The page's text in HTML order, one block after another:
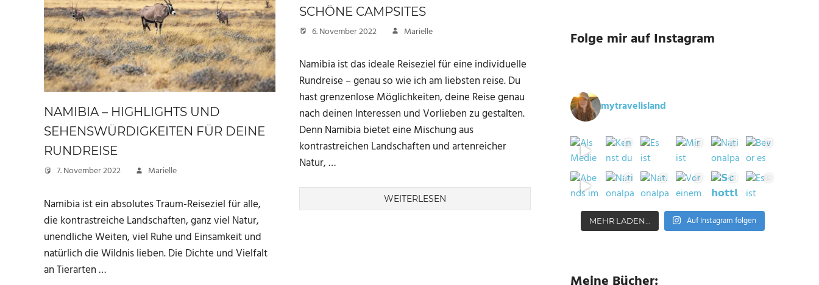
NAMIBIA – HIGHLIGHTS UND
SEHENSWÜRDIGKEITEN FÜR DEINE
RUNDREISE
7. November 2022 Marielle
Namibia ist ein absolutes Traum-Reiseziel für alle,
die kontrastreiche Landschaften, ganz viel Natur,
unendliche Weiten, viel Ruhe und Einsamkeit und
natürlich die Wildnis lieben. Die Dichte und Vielfalt
an Tierarten …
SCHÖNE CAMPSITES
6. November 2022 Marielle
Namibia ist das ideale Reiseziel für eine individuelle
Rundreise – genau so wie ich am liebsten reise. Du
hast grenzenlose Möglichkeiten, deine Reise genau
nach deinen Interessen und Vorlieben zu gestalten.
Denn Namibia bietet eine Mischung aus
kontrastreichen Landschaften und artenreicher
Natur, …
WEITERLESEN
Folge mir auf Instagram
mytravelisland
MEHR LADEN… Auf Instagram folgen